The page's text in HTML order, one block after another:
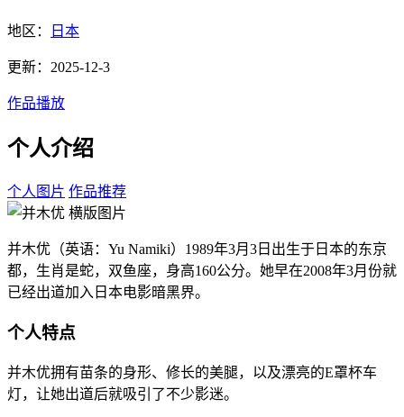
地区： 日本
更新：2025-12-3
作品播放
个人介绍
个人图片 作品推荐
并木优（英语：Yu Namiki）1989年3月3日出生于日本的东京
都，生肖是蛇，双鱼座，身高160公分。她早在2008年3月份就
已经出道加入日本电影暗黑界。
个人特点
并木优拥有苗条的身形、修长的美腿，以及漂亮的E罩杯车
灯，让她出道后就吸引了不少影迷。